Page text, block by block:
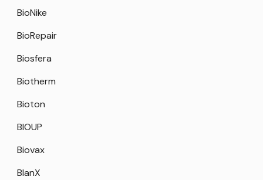
BioNike
BioRepair
Biosfera
Biotherm
Bioton
BIOUP
Biovax
BlanX